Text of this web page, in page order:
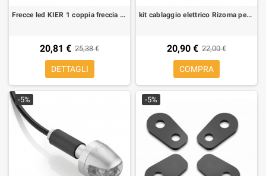
Frecce led KIER 1 coppia freccia led
20,81 € 25,38 €
DETTAGLI
kit cablaggio elettrico Rizoma per frecce non originali aftermarket per Yamaha MT-07, MT-09
20,90 € 22,00 €
COMPRA
-5% -5%